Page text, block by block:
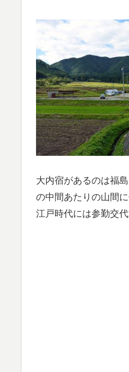
大内宿があるのは福
の中間あたりの山間に
江戸時代には参勤交